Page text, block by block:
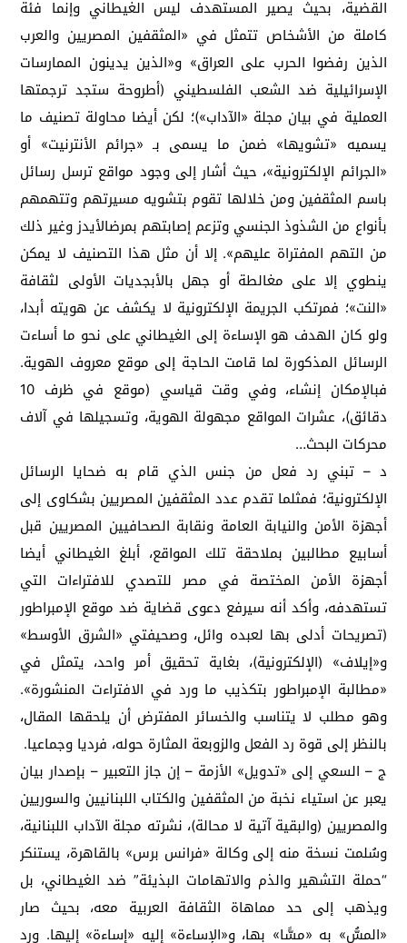
القضية، بحيث يصير المستهدف ليس الغيطاني وإنما فئة
كاملة من الأشخاص تتمثل في «المثقفين المصريين والعرب
الذين رفضوا الحرب على العراق» و«الذين يدينون الممارسات
الإسرائيلية ضد الشعب الفلسطيني (أطروحة ستجد ترجمتها
العملية في بيان مجلة «الآداب»)؛ لكن أيضا محاولة تصنيف ما
يسميه «تشويها» ضمن ما يسمى بـ «جرائم الأنترنيت» أو
«الجرائم الإلكترونية»، حيث أشار إلى وجود مواقع ترسل رسائل
باسم المثقفين ومن خلالها تقوم بتشويه مسيرتهم وتتهمهم
بأنواع من الشذوذ الجنسي وتزعم إصابتهم بمرضالأيدز وغير ذلك
من التهم المفتراة عليهم». إلا أن مثل هذا التصنيف لا يمكن
ينطوي إلا على مغالطة أو جهل بالأبجديات الأولى لثقافة
«النت»؛ فمرتكب الجريمة الإلكترونية لا يكشف عن هويته أبدا،
ولو كان الهدف هو الإساءة إلى الغيطاني على نحو ما أساءت
الرسائل المذكورة لما قامت الحاجة إلى موقع معروف الهوية.
فبالإمكان إنشاء، وفي وقت قياسي (موقع في ظرف 10
دقائق)، عشرات المواقع مجهولة الهوية، وتسجيلها في آلاف
محركات البحث…
د – تبني رد فعل من جنس الذي قام به ضحايا الرسائل
الإلكترونية؛ فمثلما تقدم عدد المثقفين المصريين بشكاوى إلى
أجهزة الأمن والنيابة العامة ونقابة الصحافيين المصريين قبل
أسابيع مطالبين بملاحقة تلك المواقع، أبلغ الغيطاني أيضا
أجهزة الأمن المختصة في مصر للتصدي للافتراءات التي
تستهدفه، وأكد أنه سيرفع دعوى قضاية ضد موقع الإمبراطور
(تصريحات أدلى بها لعبده وائل، وصحيفتي «الشرق الأوسط»
و«إيلاف» (الإلكترونية)، بغاية تحقيق أمر واحد، يتمثل في
«مطالبة الإمبراطور بتكذيب ما ورد في الافتراءت المنشورة».
وهو مطلب لا يتناسب والخسائر المفترض أن يلحقها المقال،
بالنظر إلى قوة رد الفعل والزوبعة المثارة حوله، فرديا وجماعيا.
ج – السعي إلى «تدويل» الأزمة – إن جاز التعبير – بإصدار بيان
يعبر عن استياء نخبة من المثقفين والكتاب اللبنانيين والسوريين
والمصريين (والبقية آتية لا محالة)، نشرته مجلة الآداب اللبنانية،
وسُلمت نسخة منه إلى وكالة «فرانس برس» بالقاهرة، يستنكر
“حملة التشهير والذم والاتهامات البذيئة” ضد الغيطاني، بل
ويذهب إلى حد مماهاة الثقافة العربية معه، بحيث صار
«المسُّ» به «مسًّا» بها، و«الإساءة» إليه «إساءة» إليها. ورد